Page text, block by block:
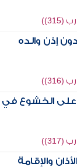
إذن والده
على الخشوع في
والإقامة